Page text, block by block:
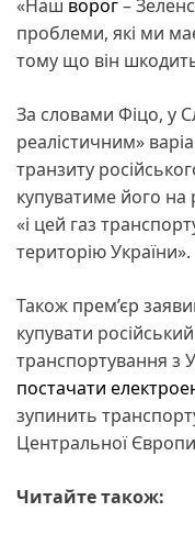
«Наш ворог–
проблеми, які ми
тому що він
За словами Фіцо, у
реалістичним»
транзиту
купуватиме його на
«і цей газ
територію України».
Також прем’єр
купувати
транспортування з
постачати
зупинить
Центральної
Читайте також: